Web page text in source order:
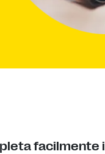
facilmente i